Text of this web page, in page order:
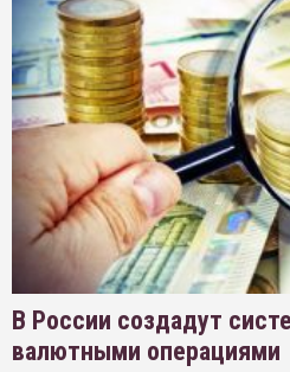
В России создадут
валютными операциями